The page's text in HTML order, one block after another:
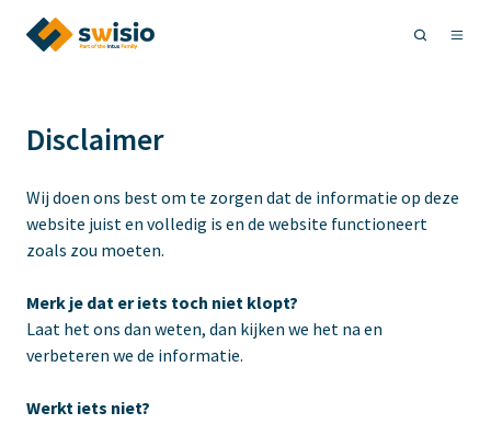
Disclaimer
Wij doen ons best om te zorgen dat de informatie op deze
website juist en volledig is en de website functioneert
zoals zou moeten.
Merk je dat er iets toch niet klopt?
Laat het ons dan weten, dan kijken we het na en
verbeteren we de informatie.
Werkt iets niet?